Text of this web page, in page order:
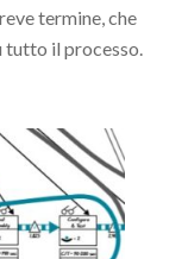
termine, che
tutto il processo.